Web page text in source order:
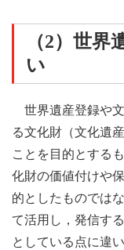
（2）世
い
世界遺産登録や
る文化財（文化遺
ことを目的とする
化財の価値付けや
的としたものでは
て活用し，発信す
としている点に違